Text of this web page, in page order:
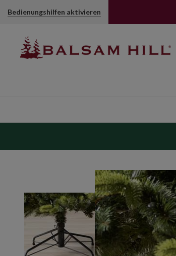
Bedienungshilfen aktivieren